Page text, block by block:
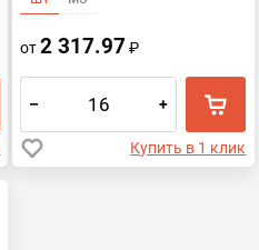
от2 317.97₽
– +
Купить в 1 клик